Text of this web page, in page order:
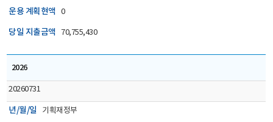
운용 계획현액 0
당일 지출금액 70,755,430
2026
20260731
년/월/일 기획재정부